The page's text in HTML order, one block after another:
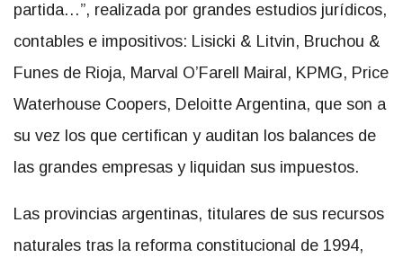
partida…”, realizada por grandes estudios jurídicos,
contables e impositivos: Lisicki & Litvin, Bruchou &
Funes de Rioja, Marval O’Farell Mairal, KPMG, Price
Waterhouse Coopers, Deloitte Argentina, que son a
su vez los que certifican y auditan los balances de
las grandes empresas y liquidan sus impuestos.
Las provincias argentinas, titulares de sus recursos
naturales tras la reforma constitucional de 1994,